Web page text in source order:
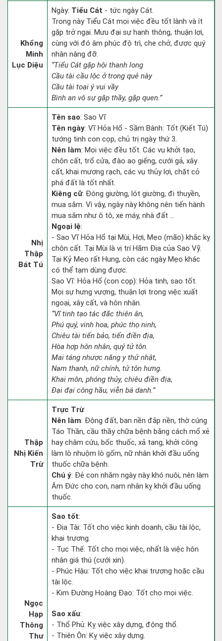
Khổng
Minh
Lục Diệu
Ngày: Tiểu Cát - tức ngày Cát.
Trong này Tiểu Cát mọi việc đều tốt lành và ít
gặp trở ngại. Mưu đại sự hanh thông, thuận lợi,
cùng với đó âm phúc độ trì, che chở, được quý
nhân nâng đỡ.
“Tiểu Cát gặp hội thanh long
Cầu tài cầu lộc ở trong quẻ này
Cầu tài toại ý vui vầy
Bình an vô sự gặp thầy, gặp quen.”
Nhị
Thập
Bát Tú
Tên sao: Sao Vĩ
Tên ngày: Vĩ Hỏa Hổ - Sầm Bành: Tốt (Kiết Tú)
tướng tinh con cọp, chủ trị ngày thứ 3.
Nên làm: Mọi việc đều tốt. Các vụ khởi tạo,
chôn cất, trổ cửa, đào ao giếng, cưới gả, xây
cất, khai mương rạch, các vụ thủy lợi, chặt cỏ
phá đất là tốt nhất.
Kiêng cữ: Đóng giường, lót giường, đi thuyền,
mua sắm. Vì vậy, ngày này không nên tiến hành
mua sắm như ô tô, xe máy, nhà đất ...
Ngoại lệ:
- Sao Vĩ Hỏa Hổ tại Mùi, Hợi, Mẹo (mão) khắc kỵ
chôn cất. Tại Mùi là vị trí Hãm Địa của Sao Vỹ.
Tại Kỷ Mẹo rất Hung, còn các ngày Mẹo khác
có thể tạm dùng được.
Sao Vĩ: Hỏa Hổ (con cọp): Hỏa tinh, sao tốt.
Mọi sự hưng vượng, thuận lợi trong việc xuất
ngoại, xây cất, và hôn nhân.
“Vĩ tinh tạo tác đắc thiên ân,
Phú quý, vinh hoa, phúc thọ ninh,
Chiêu tài tiến bảo, tiến điền địa,
Hòa hợp hôn nhân, quý tử tôn.
Mai táng nhược năng y thử nhật,
Nam thanh, nữ chính, tử tôn hưng.
Khai môn, phóng thủy, chiêu điền địa,
Đại đại công hầu, viễn bá danh.”
Thập
Nhị Kiến
Trừ
Trực Trừ
Nên làm: Động đất, ban nền đắp nền, thờ cúng
Táo Thần, cầu thầy chữa bệnh bằng cách mổ xẻ
hay châm cứu, bốc thuốc, xả tang, khởi công
làm lò nhuộm lò gốm, nữ nhân khởi đầu uống
thuốc chữa bệnh.
Chú ý: Đẻ con nhằm ngày này khó nuôi, nên làm
Âm Đức cho con, nam nhân kỵ khởi đầu uống
thuốc.
Ngọc
Hạp
Thông
Thư
Sao tốt:
- Địa Tài: Tốt cho việc kinh doanh, cầu tài lộc,
khai trương.
- Tục Thế: Tốt cho mọi việc, nhất là việc hôn
nhân giá thú (cưới xin).
- Phúc Hậu: Tốt cho việc khai trương hoặc cầu
tài lộc.
- Kim Đường Hoàng Đạo: Tốt cho mọi việc.
Sao xấu:
- Thổ Phủ: Kỵ việc xây dựng, động thổ.
- Thiên Ôn: Kỵ việc xây dựng.